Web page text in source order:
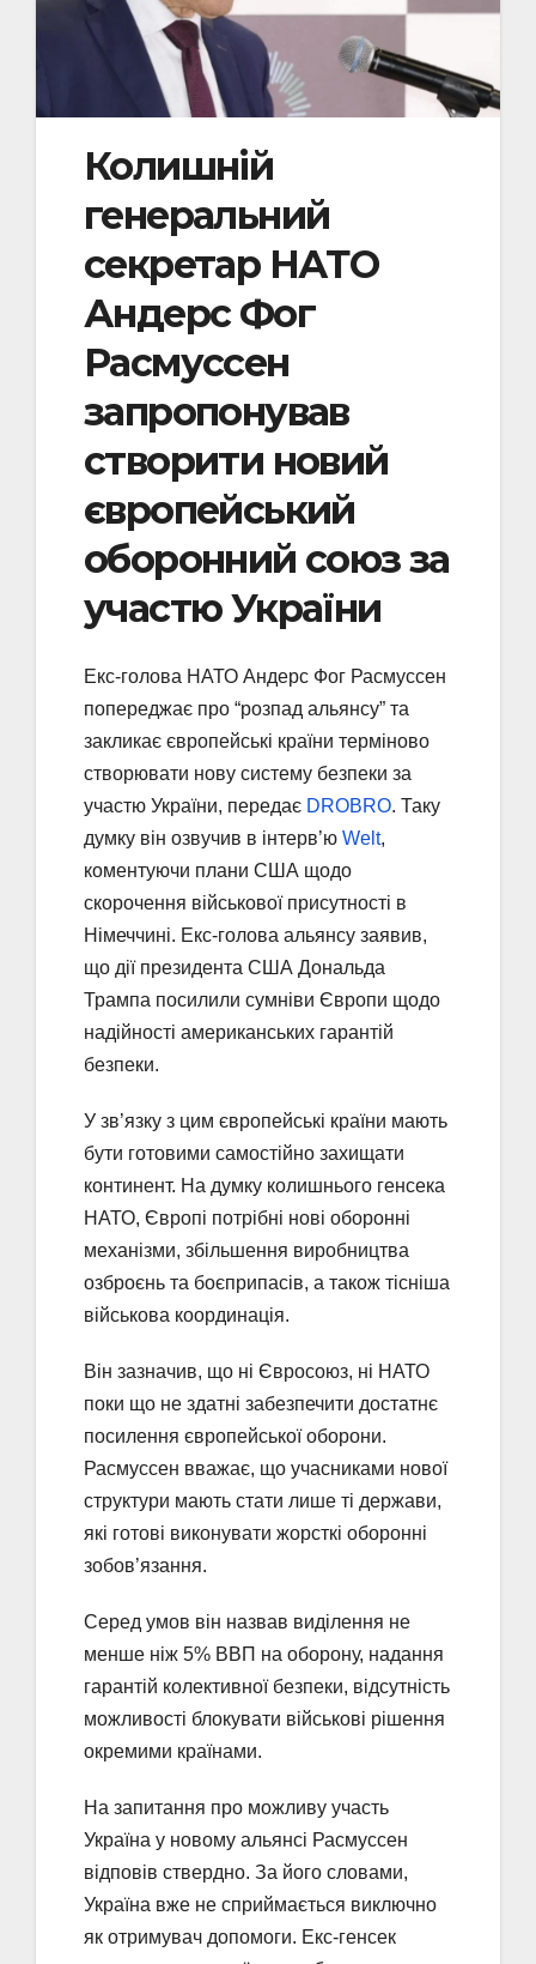
Колишній
генеральний
секретар НАТО
Андерс Фог
Расмуссен
запропонував
створити новий
європейський
оборонний союз за
участю України
Екс-голова НАТО Андерс Фог Расмуссен
попереджає про “розпад альянсу” та
закликає європейські країни терміново
створювати нову систему безпеки за
участю України, передає DROBRO. Таку
думку він озвучив в інтерв’ю Welt,
коментуючи плани США щодо
скорочення військової присутності в
Німеччині. Екс-голова альянсу заявив,
що дії президента США Дональда
Трампа посилили сумніви Європи щодо
надійності американських гарантій
безпеки.
У зв’язку з цим європейські країни мають
бути готовими самостійно захищати
континент. На думку колишнього генсека
НАТО, Європі потрібні нові оборонні
механізми, збільшення виробництва
озброєнь та боєприпасів, а також тісніша
військова координація.
Він зазначив, що ні Євросоюз, ні НАТО
поки що не здатні забезпечити достатнє
посилення європейської оборони.
Расмуссен вважає, що учасниками нової
структури мають стати лише ті держави,
які готові виконувати жорсткі оборонні
зобов’язання.
Серед умов він назвав виділення не
менше ніж 5% ВВП на оборону, надання
гарантій колективної безпеки, відсутність
можливості блокувати військові рішення
окремими країнами.
На запитання про можливу участь
Україна у новому альянсі Расмуссен
відповів ствердно. За його словами,
Україна вже не сприймається виключно
як отримувач допомоги. Екс-генсек